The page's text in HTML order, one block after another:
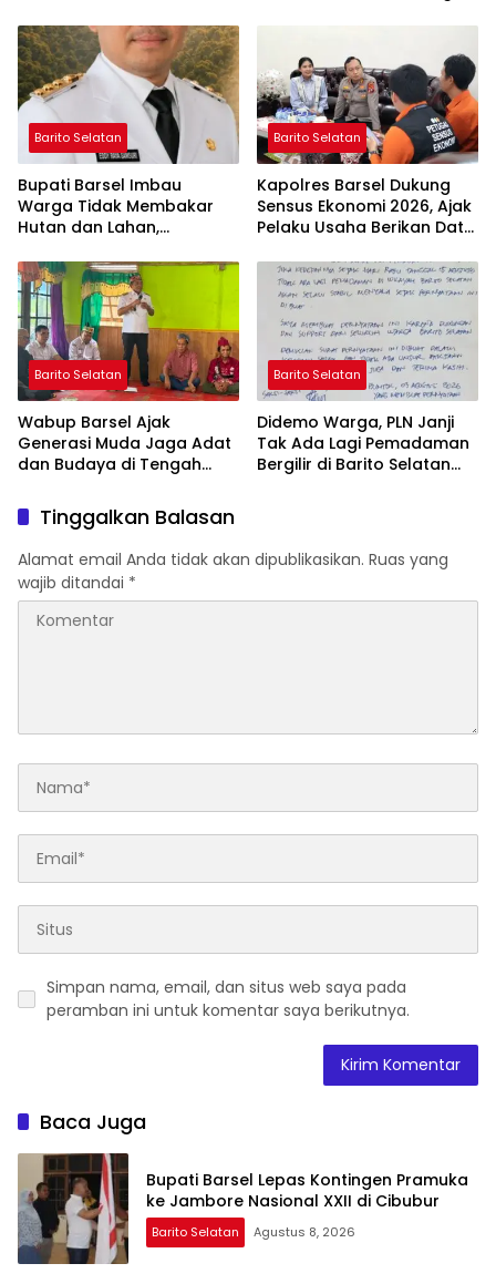
Ashfiya
Barito Selatan
Bupati Barsel Imbau
Warga Tidak Membakar
Hutan dan Lahan,
Bebas Kabut Asap
Barito Selatan
Kapolres Barsel Dukung
Sensus Ekonomi 2026, Ajak
Pelaku Usaha Berikan Data
Barito Selatan
Wabup Barsel Ajak
Generasi Muda Jaga Adat
dan Budaya di Tengah
Barito Selatan
Didemo Warga, PLN Janji
Tak Ada Lagi Pemadaman
Bergilir di Barito Selatan
Tinggalkan Balasan
Alamat email Anda tidak akan dipublikasikan. Ruas yang
wajib ditandai *
Simpan nama, email, dan situs web saya pada
peramban ini untuk komentar saya berikutnya.
Baca Juga
Bupati Barsel Lepas Kontingen Pramuka
ke Jambore Nasional XXII di Cibubur
Barito Selatan Agustus 8, 2026